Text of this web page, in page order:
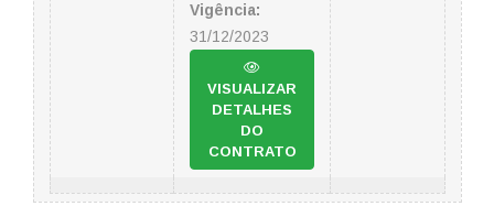
Vigência:
31/12/2023
VISUALIZAR
DETALHES
DO
CONTRATO